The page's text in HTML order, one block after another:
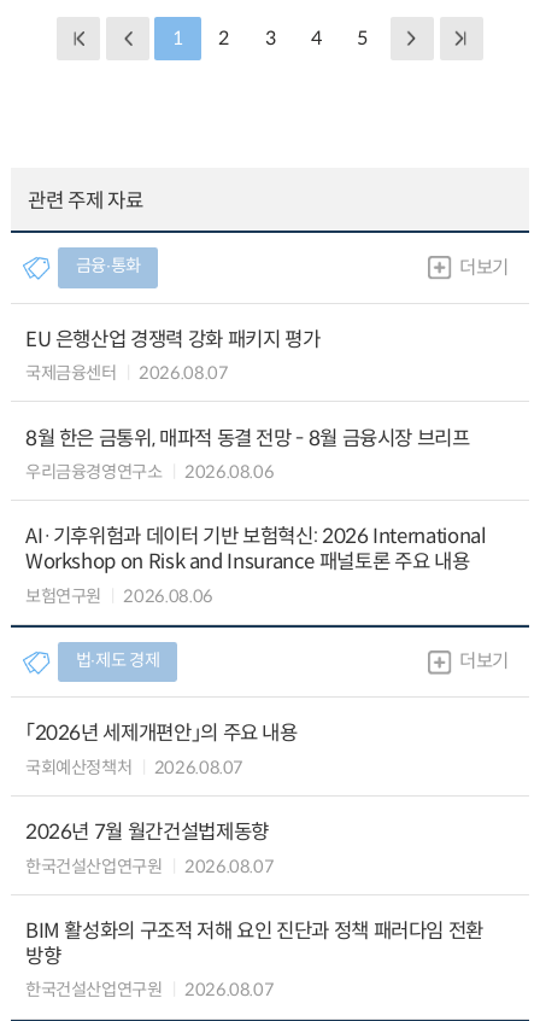
1 2 3 4 5
관련 주제 자료
금융∙통화 더보기
EU 은행산업 경쟁력 강화 패키지 평가
국제금융센터 2026.08.07
8월 한은 금통위, 매파적 동결 전망 - 8월 금융시장 브리프
우리금융경영연구소 2026.08.06
AI·기후위험과 데이터 기반 보험혁신: 2026 International
Workshop on Risk and Insurance 패널토론 주요 내용
보험연구원 2026.08.06
법∙제도 경제 더보기
「2026년 세제개편안」의 주요 내용
국회예산정책처 2026.08.07
2026년 7월 월간건설법제동향
한국건설산업연구원 2026.08.07
BIM 활성화의 구조적 저해 요인 진단과 정책 패러다임 전환
방향
한국건설산업연구원 2026.08.07